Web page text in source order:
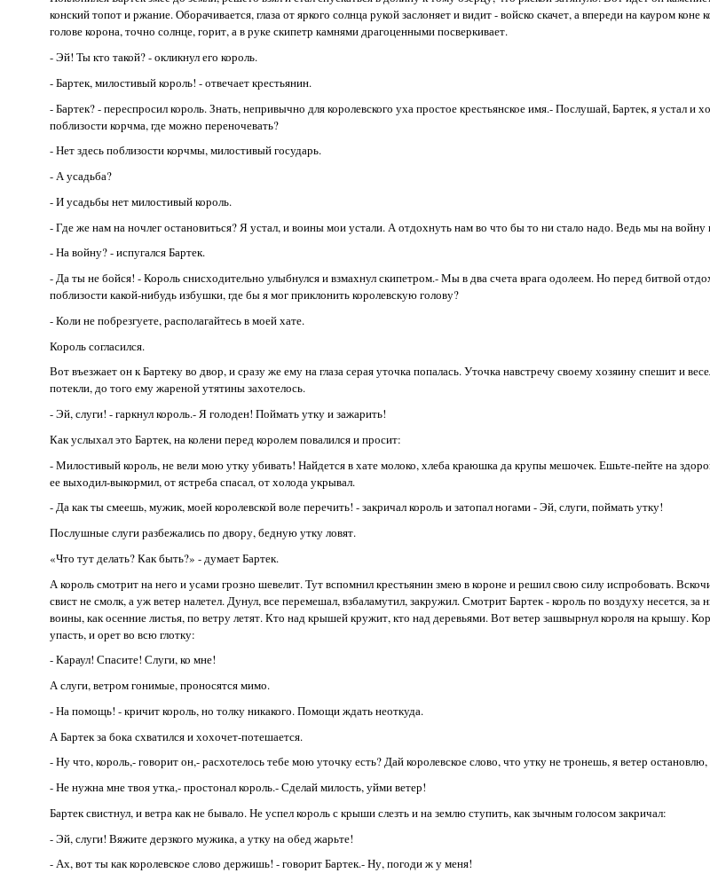
конский топот и ржание. Оборачивается, глаза от яркого солнца рукой заслоняет и видит - войско скачет, а впереди на кауром
голове корона, точно солнце, горит, а в руке скипетр камнями драгоценными посверкивает.
- Эй! Ты кто такой? - окликнул его король.
- Бартек, милостивый король! - отвечает крестьянин.
- Бартек? - переспросил король. Знать, непривычно для королевского уха простое крестьянское имя.- Послушай, Бартек, я устал и
поблизости корчма, где можно переночевать?
- Нет здесь поблизости корчмы, милостивый государь.
- А усадьба?
- И усадьбы нет милостивый король.
- Где же нам на ночлег остановиться? Я устал, и воины мои устали. А отдохнуть нам во что бы то ни стало надо. Ведь мы на войну
- На войну? - испугался Бартек.
- Да ты не бойся! - Король снисходительно улыбнулся и взмахнул скипетром.- Мы в два счета врага одолеем. Но перед битвой
поблизости какой-нибудь избушки, где бы я мог приклонить королевскую голову?
- Коли не побрезгуете, располагайтесь в моей хате.
Король согласился.
Вот въезжает он к Бартеку во двор, и сразу же ему на глаза серая уточка попалась. Уточка навстречу своему хозяину спешит и
потекли, до того ему жареной утятины захотелось.
- Эй, слуги! - гаркнул король.- Я голоден! Поймать утку и зажарить!
Как услыхал это Бартек, на колени перед королем повалился и просит:
- Милостивый король, не вели мою утку убивать! Найдется в хате молоко, хлеба краюшка да крупы мешочек. Ешьте-пейте на
ее выходил-выкормил, от ястреба спасал, от холода укрывал.
- Да как ты смеешь, мужик, моей королевской воле перечить! - закричал король и затопал ногами - Эй, слуги, поймать утку!
Послушные слуги разбежались по двору, бедную утку ловят.
«Что тут делать? Как быть?» - думает Бартек.
А король смотрит на него и усами грозно шевелит. Тут вспомнил крестьянин змею в короне и решил свою силу испробовать.
свист не смолк, а уж ветер налетел. Дунул, все перемешал, взбаламутил, закружил. Смотрит Бартек - король по воздуху несется, за
воины, как осенние листья, по ветру летят. Кто над крышей кружит, кто над деревьями. Вот ветер зашвырнул короля на крышу.
упасть, и орет во всю глотку:
- Караул! Спасите! Слуги, ко мне!
А слуги, ветром гонимые, проносятся мимо.
- На помощь! - кричит король, но толку никакого. Помощи ждать неоткуда.
А Бартек за бока схватился и хохочет-потешается.
- Ну что, король,- говорит он,- расхотелось тебе мою уточку есть? Дай королевское слово, что утку не тронешь, я ветер
- Не нужна мне твоя утка,- простонал король.- Сделай милость, уйми ветер!
Бартек свистнул, и ветра как не бывало. Не успел король с крыши слезть и на землю ступить, как зычным голосом закричал:
- Эй, слуги! Вяжите дерзкого мужика, а утку на обед жарьте!
- Ах, вот ты как королевское слово держишь! - говорит Бартек.- Ну, погоди ж у меня!